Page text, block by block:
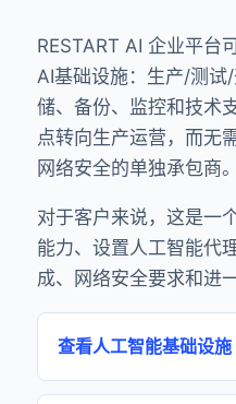
RESTART AI 企业平台
AI基础设施：生产/测试
储、备份、监控和技术
点转向生产运营，而无
网络安全的单独承包商。
对于客户来说，这是一
能力、设置人工智能代
成、网络安全要求和进
查看人工智能基础设施